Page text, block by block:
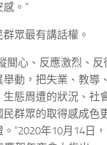
。”
眾最有講話權。
關心、反應激烈、
動，把失業、教導
態周遭的狀況、社
群眾的取得感成色
”2020年10月14日